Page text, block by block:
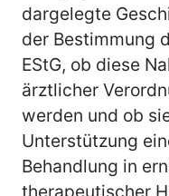
dargelegte
der Bestimmung
EStG, ob diese
ärztlicher
werden und ob
Unterstützung
Behandlung in
therapeutischer